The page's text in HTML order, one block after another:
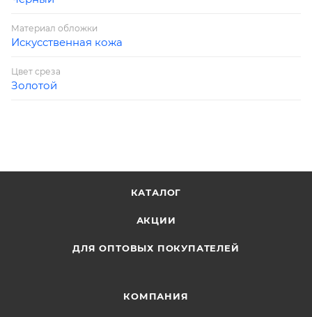
Материал обложки
Искусственная кожа
Цвет среза
Золотой
КАТАЛОГ
АКЦИИ
ДЛЯ ОПТОВЫХ ПОКУПАТЕЛЕЙ
КОМПАНИЯ